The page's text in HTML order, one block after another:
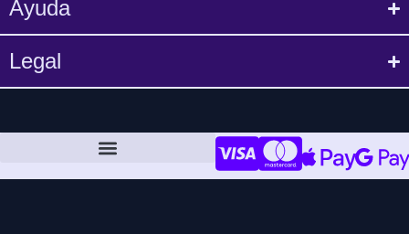
Ayuda
Legal